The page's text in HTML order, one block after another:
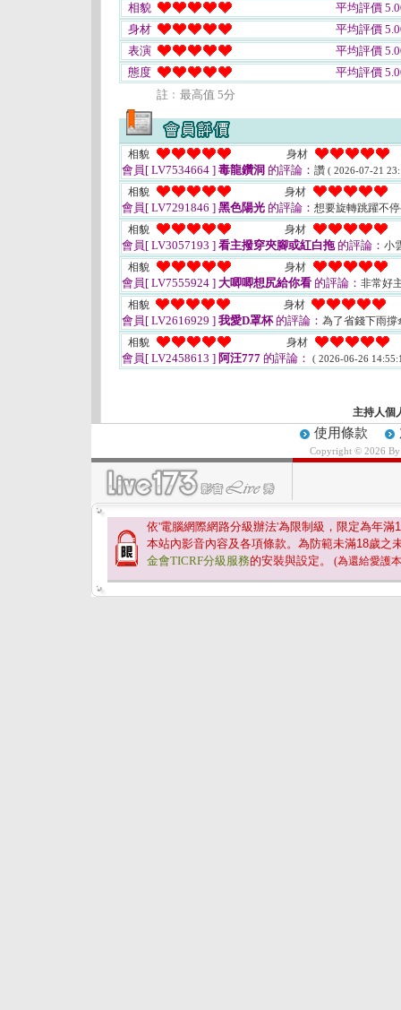
相貌
平均評價
身材
平均評價
表演
平均評價
態度
平均評價
註﹕最高值 5分
相貌 身材
會員[ LV7534664 ] 毒龍鑽洞 的評論： 讚 ( 2026-07-21
相貌 身材
會員[ LV7291846 ] 黑色陽光 的評論： 想要旋轉跳躍不
相貌
身材
會員[ LV3057193 ] 看主撥穿夾腳或紅白拖的評論： 小
相貌
身材
會員[ LV7555924 ] 大唧唧想尻給你看 的評論： 非常好
相貌
身材
會員[ LV2616929 ] 我愛D罩杯的評論： 為了省錢下雨
相貌
身材
會員[ LV2458613 ] 阿汪777 的評論： ( 2026-06-26
主持人個
使用條款
Copyright © 2026
依'電腦網際網路分級辦法'為限制級，限定為年滿
本站內影音內容及各項條款。為防範未滿18歲之
金會TICRF分級服務的安裝與設定。 (為還給愛護